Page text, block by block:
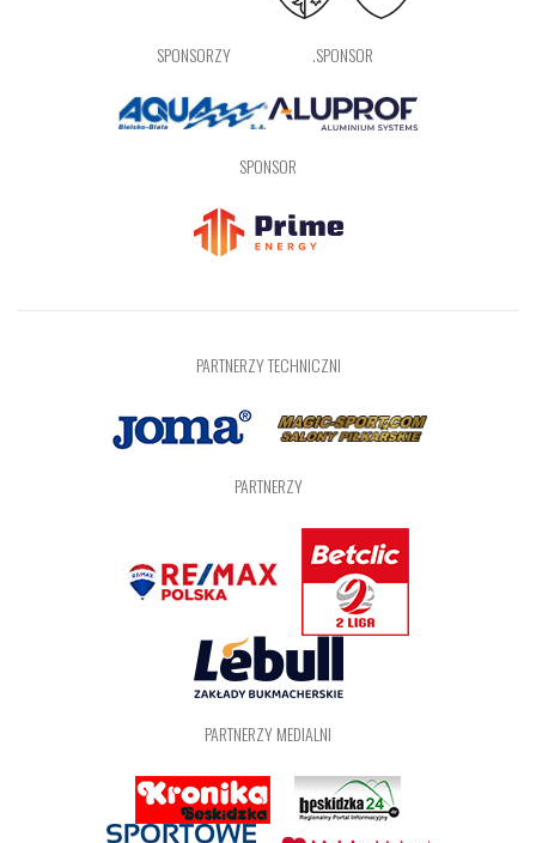
SPONSORZY .SPONSOR
SPONSOR
PARTNERZY TECHNICZNI
PARTNERZY
PARTNERZY MEDIALNI